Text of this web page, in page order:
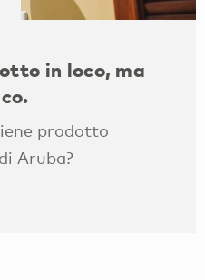
in loco, ma
prodotto
Aruba?